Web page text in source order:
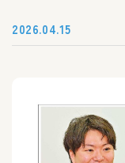
2026.04.15